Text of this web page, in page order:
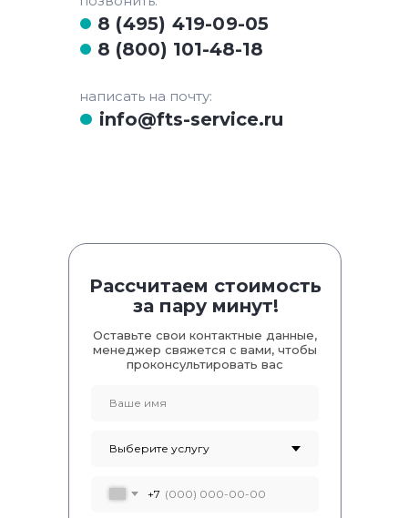
+7
Оставьте свои контактные данные,
менеджер свяжется с вами, чтобы
проконсультировать вас
Рассчитаем стоимость
за пару минут!
info@fts-service.ru
написать на почту:
8 (800) 101-48-18
8 (495) 419-09-05